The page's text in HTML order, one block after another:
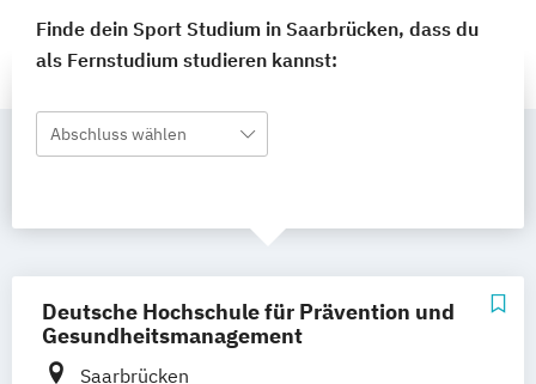
Finde dein Sport Studium in Saarbrücken, dass du
als Fernstudium studieren kannst:
Abschluss wählen
Deutsche Hochschule für Prävention und
Gesundheitsmanagement
Saarbrücken